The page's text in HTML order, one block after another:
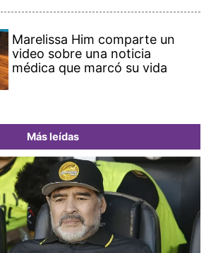
Marelissa Him comparte un
video sobre una noticia
médica que marcó su vida
Más leídas